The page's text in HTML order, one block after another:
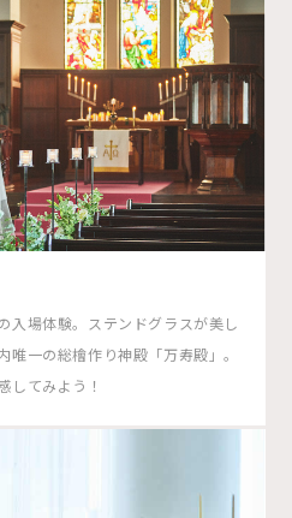
入場体験。ステンドグラスが美し
唯一の総檜作り神殿「万寿殿」。
してみよう！